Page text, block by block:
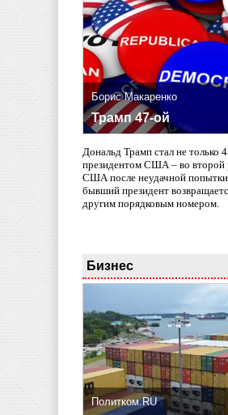
Борис Макаренко
Трамп 47-ой
Дональд Трамп стал не
президентом США – во второй
США после неудачной попытки
бывший президент
другим порядковым номером.
Бизнес
Политком.RU